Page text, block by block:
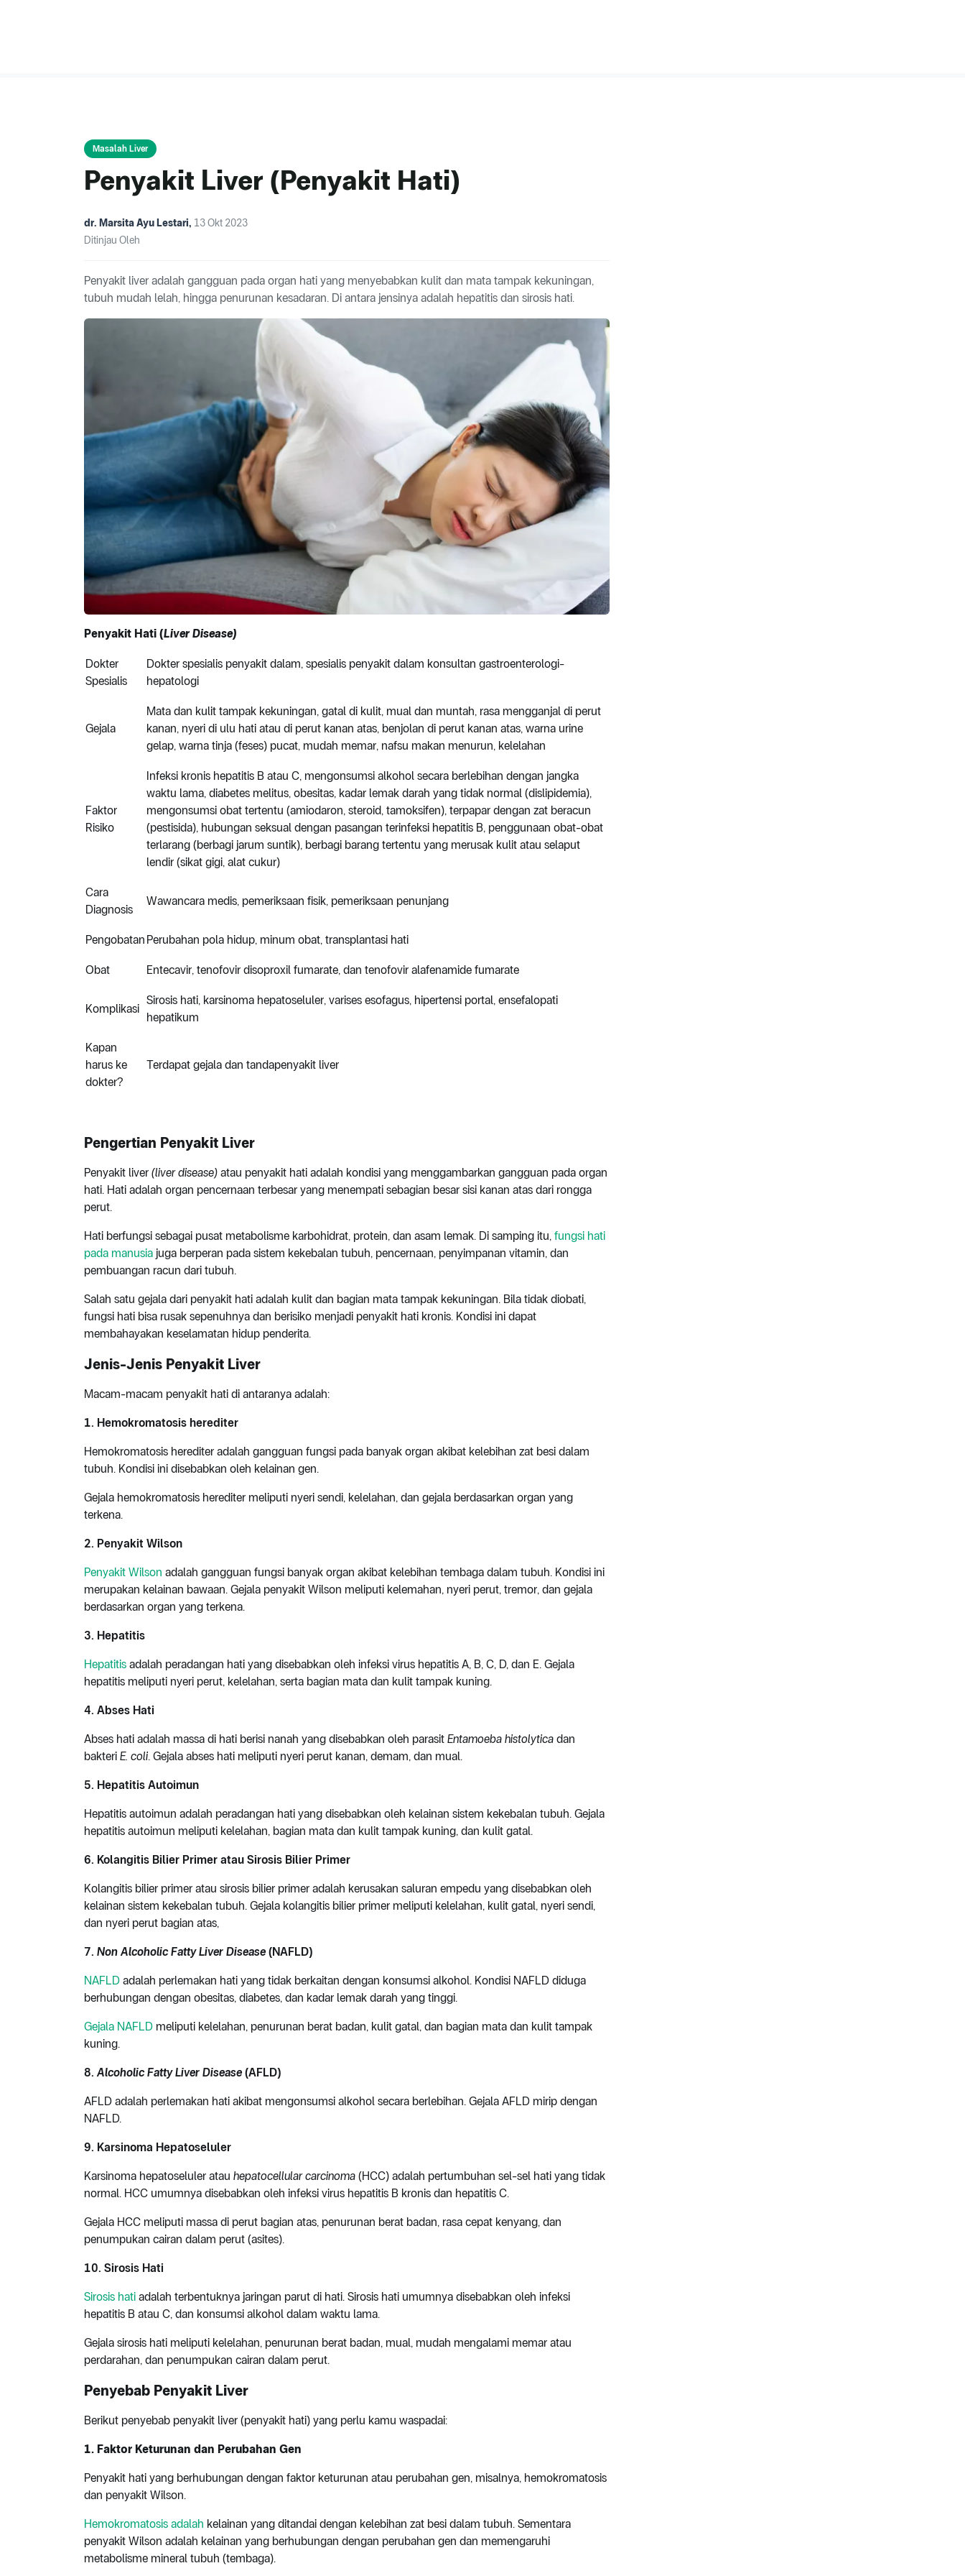
Masalah Liver
Penyakit Liver (Penyakit Hati)
dr. Marsita Ayu Lestari, 13 Okt 2023
Ditinjau Oleh
Penyakit liver adalah gangguan pada organ hati yang menyebabkan kulit dan mata tampak kekuningan,
tubuh mudah lelah, hingga penurunan kesadaran. Di antara jensinya adalah hepatitis dan sirosis hati.
Penyakit Hati (Liver Disease)
Dokter
Spesialis
Dokter spesialis penyakit dalam, spesialis penyakit dalam konsultan gastroenterologi-
hepatologi
Gejala
Mata dan kulit tampak kekuningan, gatal di kulit, mual dan muntah, rasa mengganjal di perut
kanan, nyeri di ulu hati atau di perut kanan atas, benjolan di perut kanan atas, warna urine
gelap, warna tinja (feses) pucat, mudah memar, nafsu makan menurun, kelelahan
Faktor
Risiko
Infeksi kronis hepatitis B atau C, mengonsumsi alkohol secara berlebihan dengan jangka
waktu lama, diabetes melitus, obesitas, kadar lemak darah yang tidak normal (dislipidemia),
mengonsumsi obat tertentu (amiodaron, steroid, tamoksifen), terpapar dengan zat beracun
(pestisida), hubungan seksual dengan pasangan terinfeksi hepatitis B, penggunaan obat-obat
terlarang (berbagi jarum suntik), berbagi barang tertentu yang merusak kulit atau selaput
lendir (sikat gigi, alat cukur)
Cara
Diagnosis
Wawancara medis, pemeriksaan fisik, pemeriksaan penunjang
Pengobatan Perubahan pola hidup, minum obat, transplantasi hati
Obat Entecavir, tenofovir disoproxil fumarate, dan tenofovir alafenamide fumarate
Komplikasi
Sirosis hati, karsinoma hepatoseluler, varises esofagus, hipertensi portal, ensefalopati
hepatikum
Kapan
harus ke
dokter?
Terdapat gejala dan tandapenyakit liver
Pengertian Penyakit Liver
Penyakit liver (liver disease) atau penyakit hati adalah kondisi yang menggambarkan gangguan pada organ
hati. Hati adalah organ pencernaan terbesar yang menempati sebagian besar sisi kanan atas dari rongga
perut.
Hati berfungsi sebagai pusat metabolisme karbohidrat, protein, dan asam lemak. Di samping itu, fungsi hati
pada manusia juga berperan pada sistem kekebalan tubuh, pencernaan, penyimpanan vitamin, dan
pembuangan racun dari tubuh.
Salah satu gejala dari penyakit hati adalah kulit dan bagian mata tampak kekuningan. Bila tidak diobati,
fungsi hati bisa rusak sepenuhnya dan berisiko menjadi penyakit hati kronis. Kondisi ini dapat
membahayakan keselamatan hidup penderita.
Jenis-Jenis Penyakit Liver
Macam-macam penyakit hati di antaranya adalah:
1. Hemokromatosis herediter
Hemokromatosis herediter adalah gangguan fungsi pada banyak organ akibat kelebihan zat besi dalam
tubuh. Kondisi ini disebabkan oleh kelainan gen.
Gejala hemokromatosis herediter meliputi nyeri sendi, kelelahan, dan gejala berdasarkan organ yang
terkena.
2. Penyakit Wilson
Penyakit Wilson adalah gangguan fungsi banyak organ akibat kelebihan tembaga dalam tubuh. Kondisi ini
merupakan kelainan bawaan. Gejala penyakit Wilson meliputi kelemahan, nyeri perut, tremor, dan gejala
berdasarkan organ yang terkena.
3. Hepatitis
Hepatitis adalah peradangan hati yang disebabkan oleh infeksi virus hepatitis A, B, C, D, dan E. Gejala
hepatitis meliputi nyeri perut, kelelahan, serta bagian mata dan kulit tampak kuning.
4. Abses Hati
Abses hati adalah massa di hati berisi nanah yang disebabkan oleh parasit Entamoeba histolytica dan
bakteri E. coli. Gejala abses hati meliputi nyeri perut kanan, demam, dan mual.
5. Hepatitis Autoimun
Hepatitis autoimun adalah peradangan hati yang disebabkan oleh kelainan sistem kekebalan tubuh. Gejala
hepatitis autoimun meliputi kelelahan, bagian mata dan kulit tampak kuning, dan kulit gatal.
6. Kolangitis Bilier Primer atau Sirosis Bilier Primer
Kolangitis bilier primer atau sirosis bilier primer adalah kerusakan saluran empedu yang disebabkan oleh
kelainan sistem kekebalan tubuh. Gejala kolangitis bilier primer meliputi kelelahan, kulit gatal, nyeri sendi,
dan nyeri perut bagian atas,
7. Non Alcoholic Fatty Liver Disease (NAFLD)
NAFLD adalah perlemakan hati yang tidak berkaitan dengan konsumsi alkohol. Kondisi NAFLD diduga
berhubungan dengan obesitas, diabetes, dan kadar lemak darah yang tinggi.
Gejala NAFLD meliputi kelelahan, penurunan berat badan, kulit gatal, dan bagian mata dan kulit tampak
kuning.
8. Alcoholic Fatty Liver Disease (AFLD)
AFLD adalah perlemakan hati akibat mengonsumsi alkohol secara berlebihan. Gejala AFLD mirip dengan
NAFLD.
9. Karsinoma Hepatoseluler
Karsinoma hepatoseluler atau hepatocellular carcinoma (HCC) adalah pertumbuhan sel-sel hati yang tidak
normal. HCC umumnya disebabkan oleh infeksi virus hepatitis B kronis dan hepatitis C.
Gejala HCC meliputi massa di perut bagian atas, penurunan berat badan, rasa cepat kenyang, dan
penumpukan cairan dalam perut (asites).
10. Sirosis Hati
Sirosis hati adalah terbentuknya jaringan parut di hati. Sirosis hati umumnya disebabkan oleh infeksi
hepatitis B atau C, dan konsumsi alkohol dalam waktu lama.
Gejala sirosis hati meliputi kelelahan, penurunan berat badan, mual, mudah mengalami memar atau
perdarahan, dan penumpukan cairan dalam perut.
Penyebab Penyakit Liver
Berikut penyebab penyakit liver (penyakit hati) yang perlu kamu waspadai:
1. Faktor Keturunan dan Perubahan Gen
Penyakit hati yang berhubungan dengan faktor keturunan atau perubahan gen, misalnya, hemokromatosis
dan penyakit Wilson.
Hemokromatosis adalah kelainan yang ditandai dengan kelebihan zat besi dalam tubuh. Sementara
penyakit Wilson adalah kelainan yang berhubungan dengan perubahan gen dan memengaruhi
metabolisme mineral tubuh (tembaga).